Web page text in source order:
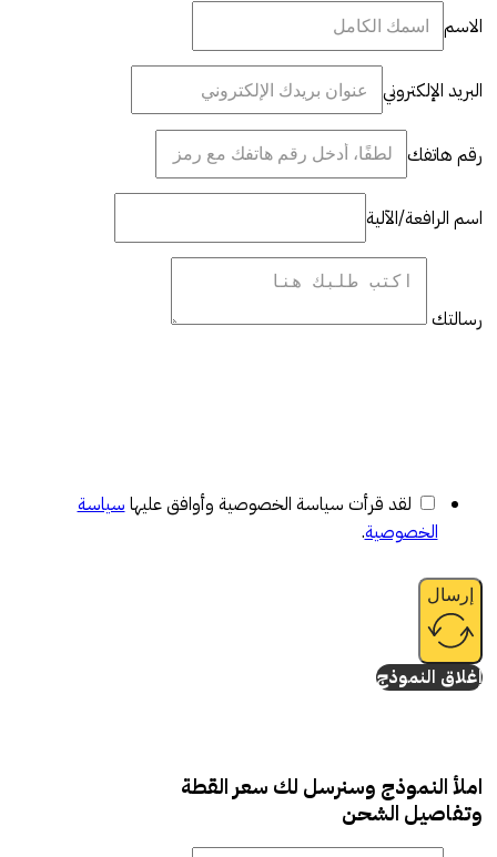
الاسم
البريد الإلكتروني
رقم هاتفك
اسم الرافعة/الآلية
رسالتك
لقد قرأت سياسة الخصوصية وأوافق عليها سياسة
الخصوصية.
إرسال
إغلاق النموذج
املأ النموذج وسنرسل لك سعر القطة
وتفاصيل الشحن